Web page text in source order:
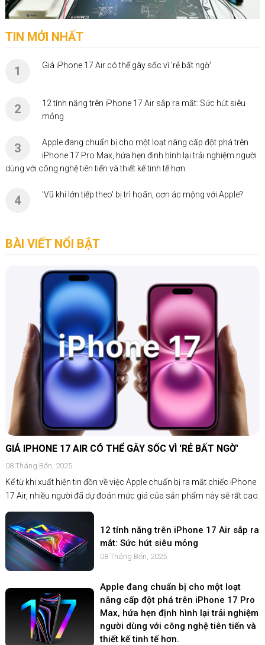
TIN MỚI NHẤT
1 Giá iPhone 17 Air có thể gây sốc vì 'rẻ bất ngờ'
2
12 tính năng trên iPhone 17 Air sắp ra mắt: Sức hút siêu
mỏng
3
Apple đang chuẩn bị cho một loạt nâng cấp đột phá trên
iPhone 17 Pro Max, hứa hẹn định hình lại trải nghiệm người
dùng với công nghệ tiên tiến và thiết kế tinh tế hơn.
4 'Vũ khí lớn tiếp theo' bị trì hoãn, cơn ác mộng với Apple?
BÀI VIẾT NỔI BẬT
GIÁ IPHONE 17 AIR CÓ THỂ GÂY SỐC VÌ 'RẺ BẤT NGỜ'
08 Tháng Bốn, 2025
Kể từ khi xuất hiện tin đồn về việc Apple chuẩn bị ra mắt chiếc iPhone
17 Air, nhiều người đã dự đoán mức giá của sản phẩm này sẽ rất cao.
12 tính năng trên iPhone 17 Air sắp ra
mắt: Sức hút siêu mỏng
08 Tháng Bốn, 2025
Apple đang chuẩn bị cho một loạt
nâng cấp đột phá trên iPhone 17 Pro
Max, hứa hẹn định hình lại trải nghiệm
người dùng với công nghệ tiên tiến và
thiết kế tinh tế hơn.